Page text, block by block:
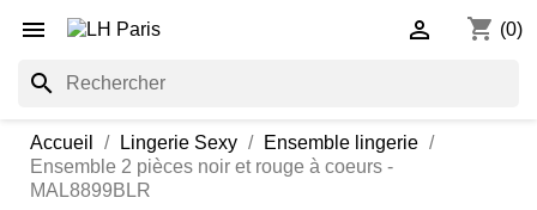
 shopping_cart (0)

search
Accueil Lingerie Sexy
Ensemble lingerie
Ensemble 2 pièces noir et rouge à coeurs -
MAL8899BLR